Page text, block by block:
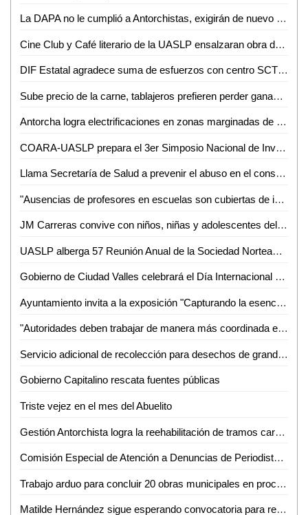
La DAPA no le cumplió a Antorchistas, exigirán de nuevo agua para la Buenos Aires
Cine Club y Café literario de la UASLP ensalzaran obra de Jaime Sabines
DIF Estatal agradece suma de esfuerzos con centro SCT y empresas
Sube precio de la carne, tablajeros prefieren perder ganancias que clientes
Antorcha logra electrificaciones en zonas marginadas de Valles
COARA-UASLP prepara el 3er Simposio Nacional de Investigación e Innovación en Ingeniería Química
Llama Secretaría de Salud a prevenir el abuso en el consumo de alcohol
"Ausencias de profesores en escuelas son cubiertas de inmediato", JRD
JM Carreras convive con niños, niñas y adolescentes del Camping Tangamanga 2018
UASLP alberga 57 Reunión Anual de la Sociedad Norteamericana de Fitoquímica
Gobierno de Ciudad Valles celebrará el Día Internacional de los Pueblos Indígenas
Ayuntamiento invita a la exposición "Capturando la esencia" de la Fundación Nutriendo
"Autoridades deben trabajar de manera más coordinada en materia de prevención y combate a la delincuencia ", Eduardo Guillen
Servicio adicional de recolección para desechos de grandes dimensiones
Gobierno Capitalino rescata fuentes públicas
Triste vejez en el mes del Abuelito
Gestión Antorchista logra la reehabilitación de tramos carreteros en Villa de Arriaga
Comisión Especial de Atención a Denuncias de Periodistas insiste a periodistas afectados acudir a las reuniones que se les ha convocado
Trabajo arduo para concluir 20 obras municipales en proceso
Matilde Hernández sigue esperando convocatoria para reorganización del PRI